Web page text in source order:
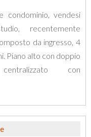
condominio, vendesi
recentemente
da ingresso, 4
Piano alto con doppio
con